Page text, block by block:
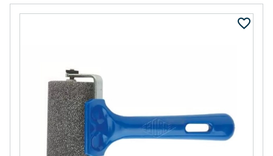
ESTUCHE 96
PROMARKER
295,00 € (15%)
1000ml